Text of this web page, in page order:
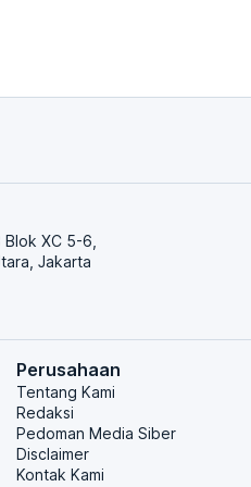
XC 5-6,
Jakarta
Perusahaan
Tentang Kami
Redaksi
Pedoman Media Siber
Disclaimer
Kontak Kami